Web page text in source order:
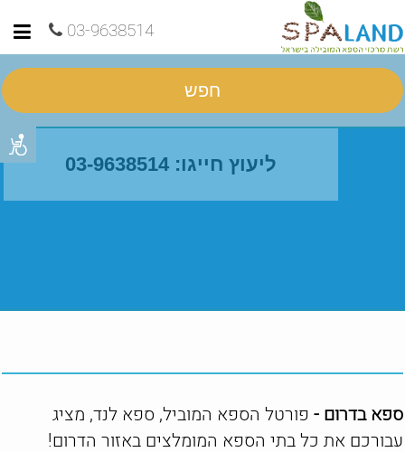
03-9638514
חפש
ליעוץ חייגו: 03-9638514
ספא בדרום - פורטל הספא המוביל, ספא לנד, מציג
עבורכם את כל בתי הספא המומלצים באזור הדרום!